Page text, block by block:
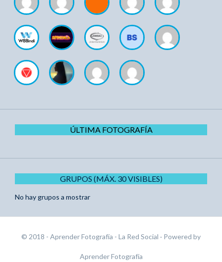
ÚLTIMA FOTOGRAFÍA
GRUPOS (MÁX. 30 VISIBLES)
No hay grupos a mostrar
© 2018 - Aprender Fotografía - La Red Social · Powered by
Aprender Fotografía